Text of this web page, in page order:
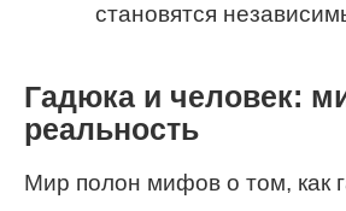
становятся
Гадюка и человек:
реальность
Мир полон мифов о том, как